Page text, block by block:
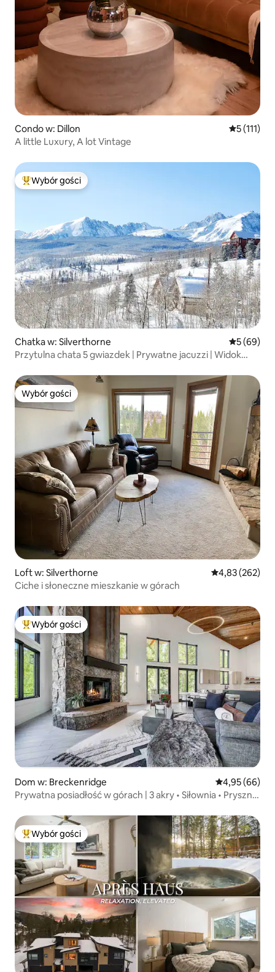
Condo w: Dillon Średnia
5 (111)
A little Luxury, A lot Vintage
Najpopularniejsze z kategorii Wybór gości
Wybór gości
Chatka w: Silverthorne Średnia
5 (69)
Przytulna chata 5 gwiazdek | Prywatne jacuzzi | Widok
Wybór gości
Wybór gości
Loft w: Silverthorne Średnia
4,83 (262)
Ciche i słoneczne mieszkanie w górach
Najpopularniejsze z kategorii Wybór gości
Wybór gości
Dom w: Breckenridge Średnia
4,95 (66)
Prywatna posiadłość w górach | 3 akry • Siłownia • Prysznic
Najpopularniejsze z kategorii Wybór gości
Wybór gości